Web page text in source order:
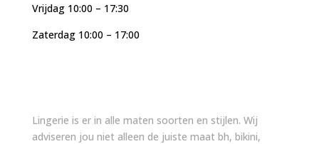
Vrijdag 10:00 – 17:30
Zaterdag 10:00 – 17:00
Lingerie is er in alle maten soorten en stijlen. Wij
adviseren jou niet alleen de juiste maat bh, bikini,